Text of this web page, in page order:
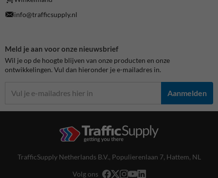
info@trafficsupply.nl
Meld je aan voor onze nieuwsbrief
Wil je op de hoogte blijven van onze producten en onze
ontwikkelingen. Vul dan hieronder je e-mailadres in.
Aanmelden
TrafficSupply Netherlands B.V., Populierenlaan 7, Hattem, NL
Volg ons